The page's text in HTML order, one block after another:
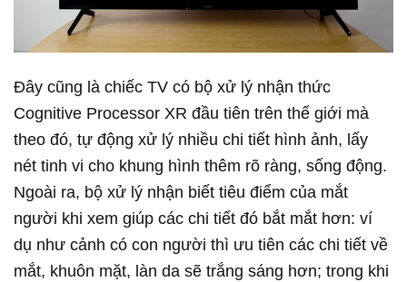
Đây cũng là chiếc TV có bộ xử lý nhận thức
Cognitive Processor XR đầu tiên trên thế giới mà
theo đó, tự động xử lý nhiều chi tiết hình ảnh, lấy
nét tinh vi cho khung hình thêm rõ ràng, sống động.
Ngoài ra, bộ xử lý nhận biết tiêu điểm của mắt
người khi xem giúp các chi tiết đó bắt mắt hơn: ví
dụ như cảnh có con người thì ưu tiên các chi tiết về
mắt, khuôn mặt, làn da sẽ trắng sáng hơn; trong khi